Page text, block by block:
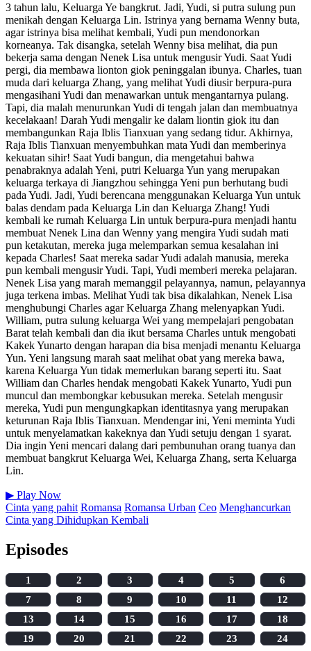
3 tahun lalu, Keluarga Ye bangkrut. Jadi, Yudi, si putra sulung pun
menikah dengan Keluarga Lin. Istrinya yang bernama Wenny buta,
agar istrinya bisa melihat kembali, Yudi pun mendonorkan
korneanya. Tak disangka, setelah Wenny bisa melihat, dia pun
bekerja sama dengan Nenek Lisa untuk mengusir Yudi. Saat Yudi
pergi, dia membawa lionton giok peninggalan ibunya. Charles, tuan
muda dari keluarga Zhang, yang melihat Yudi diusir berpura-pura
mengasihani Yudi dan menawarkan untuk mengantarnya pulang.
Tapi, dia malah menurunkan Yudi di tengah jalan dan membuatnya
kecelakaan! Darah Yudi mengalir ke dalam liontin giok itu dan
membangunkan Raja Iblis Tianxuan yang sedang tidur. Akhirnya,
Raja Iblis Tianxuan menyembuhkan mata Yudi dan memberinya
kekuatan sihir! Saat Yudi bangun, dia mengetahui bahwa
penabraknya adalah Yeni, putri Keluarga Yun yang merupakan
keluarga terkaya di Jiangzhou sehingga Yeni pun berhutang budi
pada Yudi. Jadi, Yudi berencana menggunakan Keluarga Yun untuk
balas dendam pada Keluarga Lin dan Keluarga Zhang! Yudi
kembali ke rumah Keluarga Lin untuk berpura-pura menjadi hantu
membuat Nenek Lina dan Wenny yang mengira Yudi sudah mati
pun ketakutan, mereka juga melemparkan semua kesalahan ini
kepada Charles! Saat mereka sadar Yudi adalah manusia, mereka
pun kembali mengusir Yudi. Tapi, Yudi memberi mereka pelajaran.
Nenek Lisa yang marah memanggil pelayannya, namun, pelayannya
juga terkena imbas. Melihat Yudi tak bisa dikalahkan, Nenek Lisa
menghubungi Charles agar Keluarga Zhang melenyapkan Yudi.
William, putra sulung keluarga Wei yang mempelajari pengobatan
Barat telah kembali dan dia ikut bersama Charles untuk mengobati
Kakek Yunarto dengan harapan dia bisa menjadi menantu Keluarga
Yun. Yeni langsung marah saat melihat obat yang mereka bawa,
karena Keluarga Yun tidak memerlukan barang seperti itu. Saat
William dan Charles hendak mengobati Kakek Yunarto, Yudi pun
muncul dan membongkar kebusukan mereka. Setelah mengusir
mereka, Yudi pun mengungkapkan identitasnya yang merupakan
keturunan Raja Iblis Tianxuan. Mendengar ini, Yeni meminta Yudi
untuk menyelamatkan kakeknya dan Yudi setuju dengan 1 syarat.
Dia ingin Yeni mencari dalang dari pembunuhan orang tuanya dan
membuat bangkrut Keluarga Wei, Keluarga Zhang, serta Keluarga
Lin.
▶ Play Now
Cinta yang pahit Romansa Romansa Urban Ceo Menghancurkan
Cinta yang Dihidupkan Kembali
Episodes
1 2 3 4 5
6
7
8 9 10 11
12
13
14 15 16 17
18
19
20 21 22 23 24